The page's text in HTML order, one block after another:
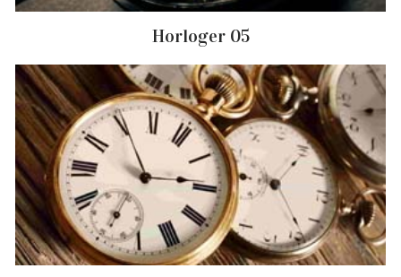
Horloger 05